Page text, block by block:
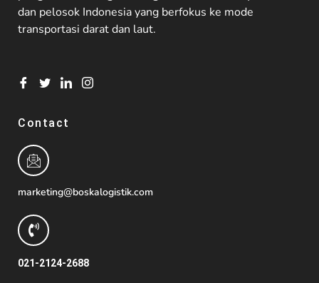
dan pelosok Indonesia yang berfokus ke mode
transportasi darat dan laut.
Contact
marketing@boskalogistik.com
021-2124-2688